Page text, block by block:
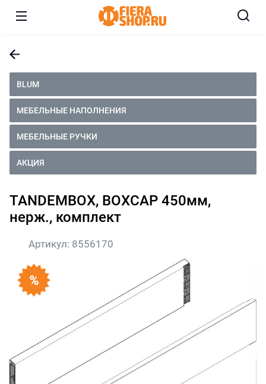
BLUM
МЕБЕЛЬНЫЕ НАПОЛНЕНИЯ
МЕБЕЛЬНЫЕ РУЧКИ
АКЦИЯ
TANDEMBOX, BOXCAP 450мм,
нерж., комплект
Артикул: 8556170